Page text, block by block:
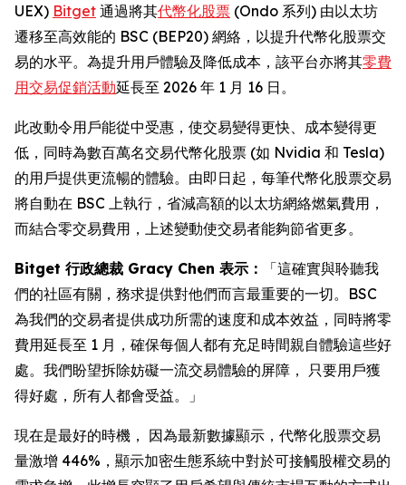
UEX) Bitget 通過將其代幣化股票 (Ondo 系列) 由以太坊
遷移至高效能的 BSC (BEP20) 網絡，以提升代幣化股票交
易的水平。為提升用戶體驗及降低成本，該平台亦將其零費
用交易促銷活動延長至 2026 年 1 月 16 日。
此改動令用戶能從中受惠，使交易變得更快、成本變得更
低，同時為數百萬名交易代幣化股票 (如 Nvidia 和 Tesla)
的用戶提供更流暢的體驗。由即日起，每筆代幣化股票交易
將自動在 BSC 上執行，省減高額的以太坊網絡燃氣費用，
而結合零交易費用，上述變動使交易者能夠節省更多。
Bitget 行政總裁 Gracy Chen 表示：
「這確實與聆聽我
們的社區有關，務求提供對他們而言最重要的一切。BSC
為我們的交易者提供成功所需的速度和成本效益，同時將零
費用延長至 1 月，確保每個人都有充足時間親自體驗這些好
處。我們盼望拆除妨礙一流交易體驗的屏障， 只要用戶獲
得好處，所有人都會受益。」
現在是最好的時機， 因為最新數據顯示，代幣化股票交易
量激增 446%，顯示加密生態系統中對於可接觸股權交易的